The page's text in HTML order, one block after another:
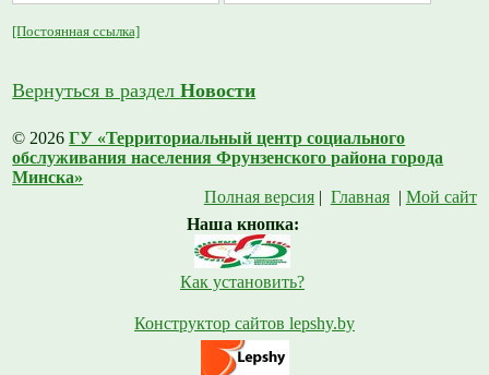
[Постоянная ссылка]
Вернуться в разделНовости
© 2026ГУ «Территориальный центр социального
обслуживания населения Фрунзенского района города
Минска»
Полная версия| Главная| Мой сайт
Наша кнопка:
Как установить?
Конструктор сайтов lepshy.by